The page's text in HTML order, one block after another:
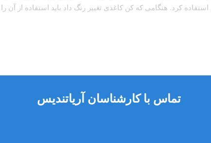
کرد. هنگامی که کن کاغذی تغییر رنگ داد باید استفاده از آن
ریشه
تماس با کارشناسان آریاتندیس